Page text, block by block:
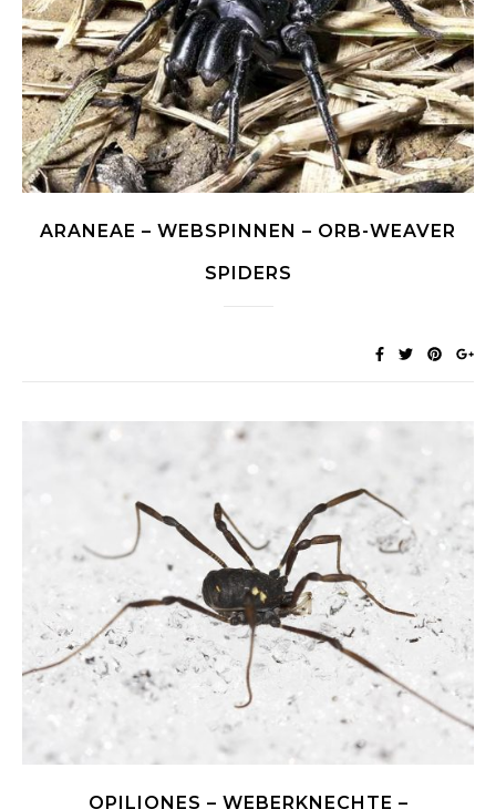
ARANEAE – WEBSPINNEN – ORB-WEAVER
SPIDERS
OPILIONES – WEBERKNECHTE –